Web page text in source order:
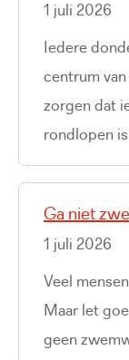
1 juli 2026
Iedere
centrum
zorgen dat
rondlopen
Ga niet
1 juli 2026
Veel
Maar let
geen